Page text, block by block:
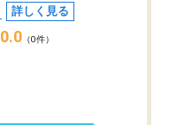
詳しく見る
0.0 （0件）